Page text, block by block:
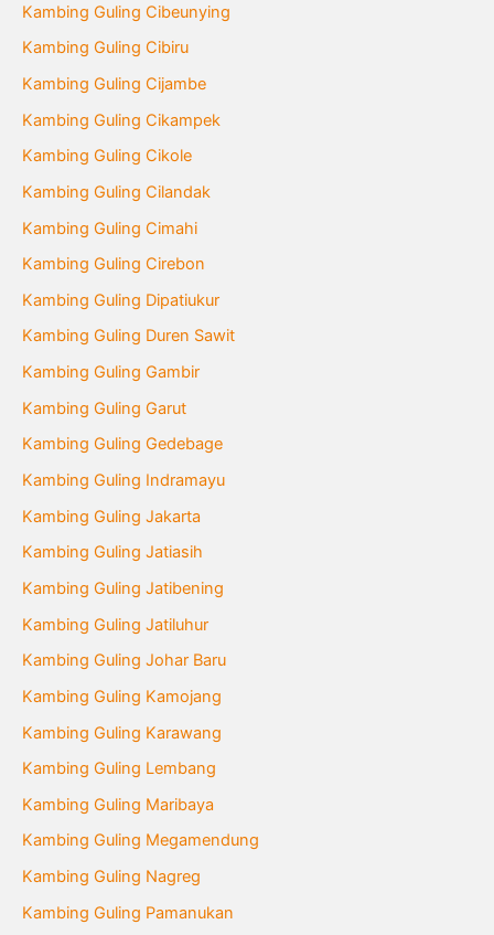
Kambing Guling Cibeunying
Kambing Guling Cibiru
Kambing Guling Cijambe
Kambing Guling Cikampek
Kambing Guling Cikole
Kambing Guling Cilandak
Kambing Guling Cimahi
Kambing Guling Cirebon
Kambing Guling Dipatiukur
Kambing Guling Duren Sawit
Kambing Guling Gambir
Kambing Guling Garut
Kambing Guling Gedebage
Kambing Guling Indramayu
Kambing Guling Jakarta
Kambing Guling Jatiasih
Kambing Guling Jatibening
Kambing Guling Jatiluhur
Kambing Guling Johar Baru
Kambing Guling Kamojang
Kambing Guling Karawang
Kambing Guling Lembang
Kambing Guling Maribaya
Kambing Guling Megamendung
Kambing Guling Nagreg
Kambing Guling Pamanukan